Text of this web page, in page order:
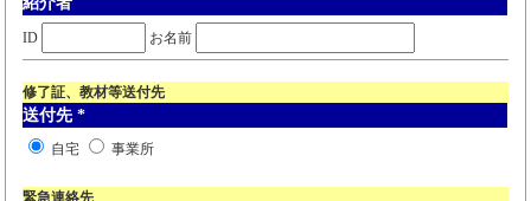
ID お名前
修了証、教材等送付先
送付先 *
自宅 事業所